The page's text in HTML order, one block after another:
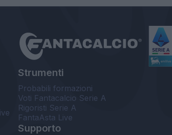
Strumenti
Probabili formazioni
Voti Fantacalcio Serie A
Rigoristi Serie A
FantaAsta Live
Supporto